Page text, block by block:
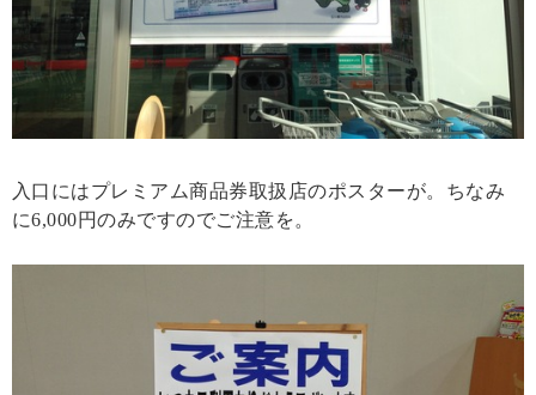
入口にはプレミアム商品券取扱店のポスターが。ちなみ
に6,000円のみですのでご注意を。